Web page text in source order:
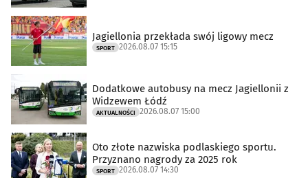
Jagiellonia przekłada swój ligowy mecz
SPORT 2026.08.07 15:15
Dodatkowe autobusy na mecz Jagiellonii z
Widzewem Łódź
AKTUALNOŚCI 2026.08.07 15:00
Oto złote nazwiska podlaskiego sportu.
Przyznano nagrody za 2025 rok
SPORT 2026.08.07 14:30